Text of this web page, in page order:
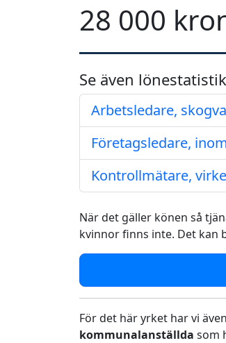
28 000
Se även
Arbetsledare,
Företagsledare,
Kontrollmätare, virke
När det gäller könen så
kvinnor finns inte. Det kan
För det här yrket har vi
kommunalanställda som